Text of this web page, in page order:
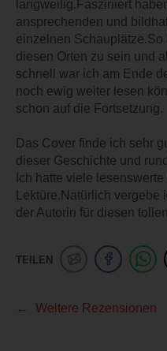
langweilig.Fasziniert
ansprechenden und
einzelnen Schauplätze.So
diesen Orten zu sein und
schnell war ich am Ende
noch ewig weiter lesen
schon auf die Fortsetzung.
Das Cover finde ich sehr
dieser Geschichte und
Ich hatte viele
Lektüre.Natürlich
der Autorin für diesen
TEILEN
Weitere Rezensionen